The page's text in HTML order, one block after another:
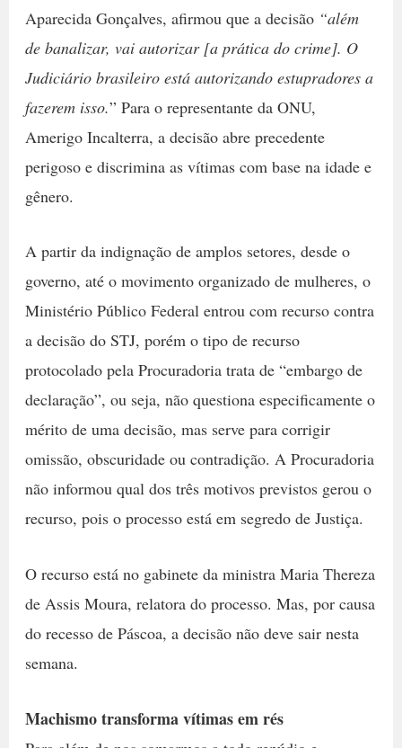
Aparecida Gonçalves, afirmou que a decisão“além
de banalizar, vai autorizar [a prática do crime]. O
Judiciário brasileiro está autorizando estupradores a
fazerem isso.” Para o representante da ONU,
Amerigo Incalterra, a decisão abre precedente
perigoso e discrimina as vítimas com base na idade e
gênero.
A partir da indignação de amplos setores, desde o
governo, até o movimento organizado de mulheres, o
Ministério Público Federal entrou com recurso contra
a decisão do STJ, porém o tipo de recurso
protocolado pela Procuradoria trata de “embargo de
declaração”, ou seja, não questiona especificamente o
mérito de uma decisão, mas serve para corrigir
omissão, obscuridade ou contradição. A Procuradoria
não informou qual dos três motivos previstos gerou o
recurso, pois o processo está em segredo de Justiça.
O recurso está no gabinete da ministra Maria Thereza
de Assis Moura, relatora do processo. Mas, por causa
do recesso de Páscoa, a decisão não deve sair nesta
semana.
Machismo transforma vítimas em rés